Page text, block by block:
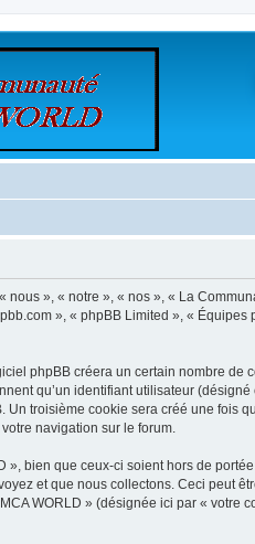
», « notre », « nos », « La
», « phpBB Limited », « Équipes
phpBB créera un certain nombre de
qu’un identifiant utilisateur
troisième cookie sera créé une fois
navigation sur le forum.
bien que ceux-ci soient hors de
et que nous collectons. Ceci peut
WORLD » (désignée ici par « votre